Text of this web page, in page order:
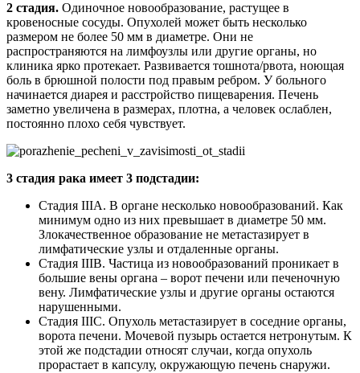
2 стадия. Одиночное новообразование, растущее в
кровеносные сосуды. Опухолей может быть несколько
размером не более 50 мм в диаметре. Они не
распространяются на лимфоузлы или другие органы, но
клиника ярко протекает. Развивается тошнота/рвота, ноющая
боль в брюшной полости под правым ребром. У больного
начинается диарея и расстройство пищеварения. Печень
заметно увеличена в размерах, плотна, а человек ослаблен,
постоянно плохо себя чувствует.
3 стадия рака имеет 3 подстадии:
Стадия IIIA. В органе несколько новообразований. Как
минимум одно из них превышает в диаметре 50 мм.
Злокачественное образование не метастазирует в
лимфатические узлы и отдаленные органы.
Стадия IIIB. Частица из новообразований проникает в
большие вены органа – ворот печени или печеночную
вену. Лимфатические узлы и другие органы остаются
нарушенными.
Стадия IIIС. Опухоль метастазирует в соседние органы,
ворота печени. Мочевой пузырь остается нетронутым. К
этой же подстадии относят случаи, когда опухоль
прорастает в капсулу, окружающую печень снаружи.